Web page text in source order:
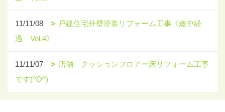
11/11/08
戸建住宅外壁塗装リフォーム工事《途中経
過 Vol.4》
11/11/07
店舗 クッションフロアー床リフォーム工事
です(^O^)